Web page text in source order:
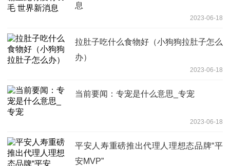
息
2023-06-18
拉肚子吃什么食物好（小狗狗拉肚子怎么
办）
2023-06-18
当前要闻：专宠是什么意思_专宠
2023-06-18
平安人寿重磅推出代理人理想态品牌“平
安MVP”